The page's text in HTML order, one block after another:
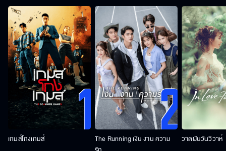
เกมส์โกงเกมส์
The Running เงิน งาน ความ
วาดฝันวันวิวาห์